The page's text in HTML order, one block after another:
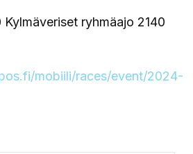
ryhmäajo 2140
mobiili/races/event/2024-